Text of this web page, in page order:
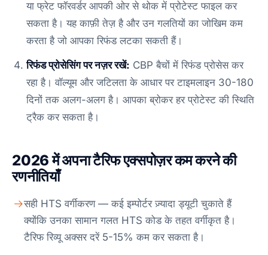
या फ्रेट फॉरवर्डर आपकी ओर से थोक में प्रोटेस्ट फाइल कर
सकता है। यह काफ़ी तेज़ है और उन गलतियों का जोखिम कम
करता है जो आपका रिफंड लटका सकती हैं।
रिफंड प्रोसेसिंग पर नज़र रखें: CBP बैचों में रिफंड प्रोसेस कर
रहा है। वॉल्यूम और जटिलता के आधार पर टाइमलाइन 30-180
दिनों तक अलग-अलग है। आपका ब्रोकर हर प्रोटेस्ट की स्थिति
ट्रैक कर सकता है।
2026 में अपना टैरिफ एक्सपोज़र कम करने की
रणनीतियाँ
सही HTS वर्गीकरण — कई इम्पोर्टर ज़्यादा ड्यूटी चुकाते हैं
क्योंकि उनका सामान गलत HTS कोड के तहत वर्गीकृत है।
टैरिफ रिव्यू अक्सर दरें 5-15% कम कर सकता है।